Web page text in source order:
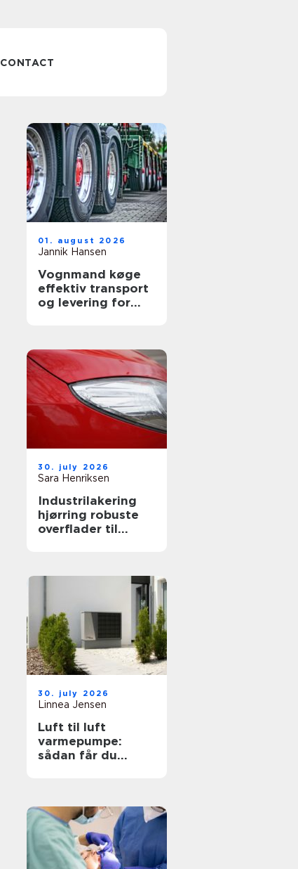
CONTACT
01. august 2026
Jannik Hansen
Vognmand køge
effektiv transport
og levering for
30. july 2026
Sara Henriksen
Industrilakering
hjørring robuste
overflader til
30. july 2026
Linnea Jensen
Luft til luft
varmepumpe:
sådan får du